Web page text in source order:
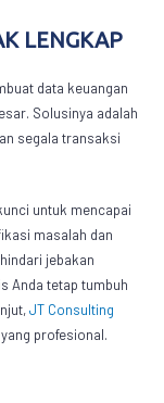
LENGKAP
data keuangan
Solusinya adalah
segala transaksi
untuk mencapai
masalah dan
jebakan
Anda tetap tumbuh
JT Consulting
profesional.